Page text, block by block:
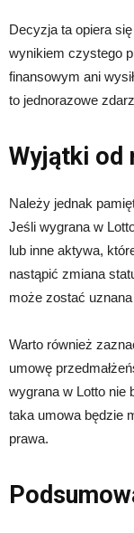
Decyzja ta opiera
wynikiem czystego
finansowym ani
to jednorazowe
Wyjątki od
Należy jednak
Jeśli wygrana w
lub inne aktywa,
nastąpić zmiana
może zostać
Warto również
umowę
wygrana w Lotto nie
taka umowa będzie
prawa.